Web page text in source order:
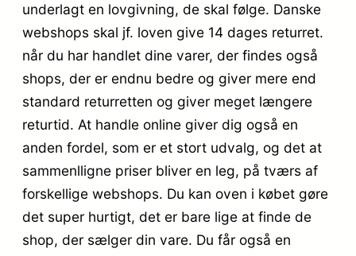
underlagt en lovgivning, de skal følge. Danske
webshops skal jf. loven give 14 dages returret.
når du har handlet dine varer, der findes også
shops, der er endnu bedre og giver mere end
standard returretten og giver meget længere
returtid. At handle online giver dig også en
anden fordel, som er et stort udvalg, og det at
sammenlligne priser bliver en leg, på tværs af
forskellige webshops. Du kan oven i købet gøre
det super hurtigt, det er bare lige at finde de
shop, der sælger din vare. Du får også en